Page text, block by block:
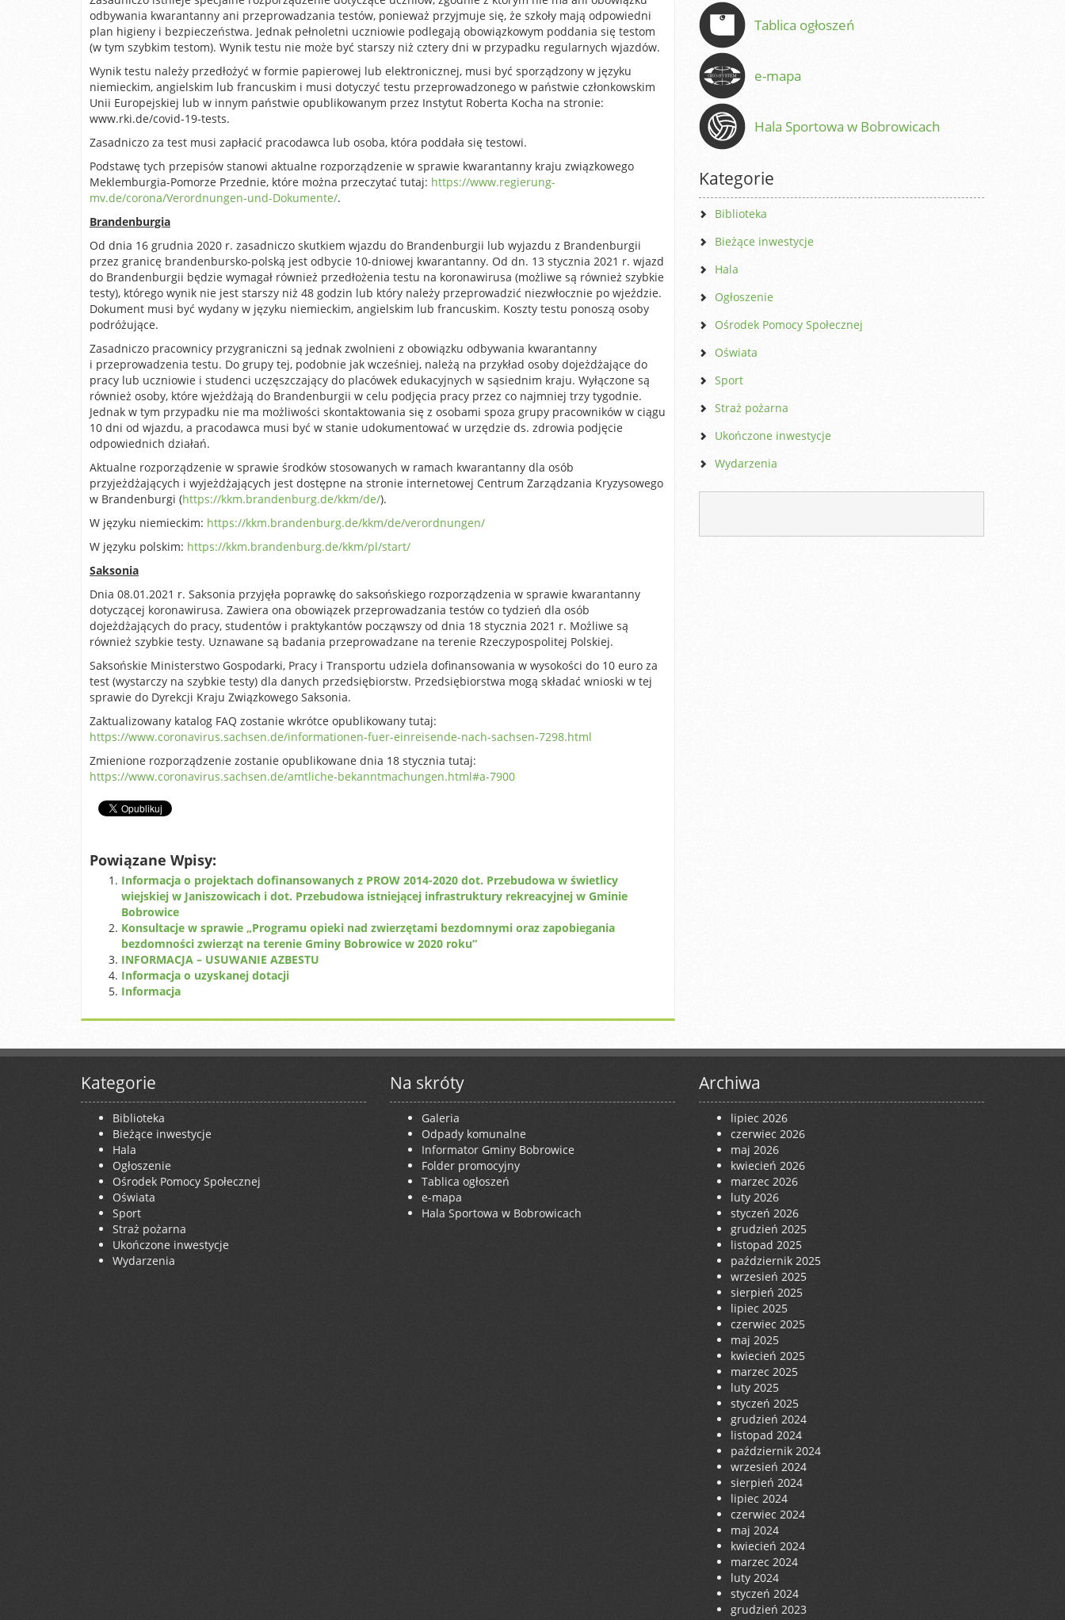
odbywania kwarantanny ani przeprowadzania testów, ponieważ przyjmuje się, że szkoły mają odpowiedni
plan higieny i bezpieczeństwa. Jednak pełnoletni uczniowie podlegają obowiązkowym poddania się testom
(w tym szybkim testom). Wynik testu nie może być starszy niż cztery dni w przypadku regularnych wjazdów.
Wynik testu należy przedłożyć w formie papierowej lub elektronicznej, musi być sporządzony w języku
niemieckim, angielskim lub francuskim i musi dotyczyć testu przeprowadzonego w państwie członkowskim
Unii Europejskiej lub w innym państwie opublikowanym przez Instytut Roberta Kocha na stronie:
www.rki.de/covid-19-tests.
Zasadniczo za test musi zapłacić pracodawca lub osoba, która poddała się testowi.
Podstawę tych przepisów stanowi aktualne rozporządzenie w sprawie kwarantanny kraju związkowego
Meklemburgia-Pomorze Przednie, które można przeczytać tutaj: https://www.regierung-
mv.de/corona/Verordnungen-und-Dokumente/.
Brandenburgia
Od dnia 16 grudnia 2020 r. zasadniczo skutkiem wjazdu do Brandenburgii lub wyjazdu z Brandenburgii
przez granicę brandenbursko-polską jest odbycie 10-dniowej kwarantanny. Od dn. 13 stycznia 2021 r. wjazd
do Brandenburgii będzie wymagał również przedłożenia testu na koronawirusa (możliwe są również szybkie
testy), którego wynik nie jest starszy niż 48 godzin lub który należy przeprowadzić niezwłocznie po wjeździe.
Dokument musi być wydany w języku niemieckim, angielskim lub francuskim. Koszty testu ponoszą osoby
podróżujące.
Zasadniczo pracownicy przygraniczni są jednak zwolnieni z obowiązku odbywania kwarantanny
i przeprowadzenia testu. Do grupy tej, podobnie jak wcześniej, należą na przykład osoby dojeżdżające do
pracy lub uczniowie i studenci uczęszczający do placówek edukacyjnych w sąsiednim kraju. Wyłączone są
również osoby, które wjeżdżają do Brandenburgii w celu podjęcia pracy przez co najmniej trzy tygodnie.
Jednak w tym przypadku nie ma możliwości skontaktowania się z osobami spoza grupy pracowników w ciągu
10 dni od wjazdu, a pracodawca musi być w stanie udokumentować w urzędzie ds. zdrowia podjęcie
odpowiednich działań.
Aktualne rozporządzenie w sprawie środków stosowanych w ramach kwarantanny dla osób
przyjeżdżających i wyjeżdżających jest dostępne na stronie internetowej Centrum Zarządzania Kryzysowego
w Brandenburgi (https://kkm.brandenburg.de/kkm/de/).
W języku niemieckim: https://kkm.brandenburg.de/kkm/de/verordnungen/
W języku polskim: https://kkm.brandenburg.de/kkm/pl/start/
Saksonia
Dnia 08.01.2021 r. Saksonia przyjęła poprawkę do saksońskiego rozporządzenia w sprawie kwarantanny
dotyczącej koronawirusa. Zawiera ona obowiązek przeprowadzania testów co tydzień dla osób
dojeżdżających do pracy, studentów i praktykantów począwszy od dnia 18 stycznia 2021 r. Możliwe są
również szybkie testy. Uznawane są badania przeprowadzane na terenie Rzeczypospolitej Polskiej.
Saksońskie Ministerstwo Gospodarki, Pracy i Transportu udziela dofinansowania w wysokości do 10 euro za
test (wystarczy na szybkie testy) dla danych przedsiębiorstw. Przedsiębiorstwa mogą składać wnioski w tej
sprawie do Dyrekcji Kraju Związkowego Saksonia.
Zaktualizowany katalog FAQ zostanie wkrótce opublikowany tutaj:
https://www.coronavirus.sachsen.de/informationen-fuer-einreisende-nach-sachsen-7298.html
Zmienione rozporządzenie zostanie opublikowane dnia 18 stycznia tutaj:
https://www.coronavirus.sachsen.de/amtliche-bekanntmachungen.html#a-7900
Powiązane Wpisy:
Informacja o projektach dofinansowanych z PROW 2014-2020 dot. Przebudowa w świetlicy
wiejskiej w Janiszowicach i dot. Przebudowa istniejącej infrastruktury rekreacyjnej w Gminie
Bobrowice
Konsultacje w sprawie „Programu opieki nad zwierzętami bezdomnymi oraz zapobiegania
bezdomności zwierząt na terenie Gminy Bobrowice w 2020 roku”
INFORMACJA – USUWANIE AZBESTU
Informacja o uzyskanej dotacji
Informacja
Tablica ogłoszeń
e-mapa
Hala Sportowa w Bobrowicach
Kategorie
Biblioteka
Bieżące inwestycje
Hala
Ogłoszenie
Ośrodek Pomocy Społecznej
Oświata
Sport
Straż pożarna
Ukończone inwestycje
Wydarzenia
Kategorie
Biblioteka
Bieżące inwestycje
Hala
Ogłoszenie
Ośrodek Pomocy Społecznej
Oświata
Sport
Straż pożarna
Ukończone inwestycje
Wydarzenia
Na skróty
Galeria
Odpady komunalne
Informator Gminy Bobrowice
Folder promocyjny
Tablica ogłoszeń
e-mapa
Hala Sportowa w Bobrowicach
Archiwa
lipiec 2026
czerwiec 2026
maj 2026
kwiecień 2026
marzec 2026
luty 2026
styczeń 2026
grudzień 2025
listopad 2025
październik 2025
wrzesień 2025
sierpień 2025
lipiec 2025
czerwiec 2025
maj 2025
kwiecień 2025
marzec 2025
luty 2025
styczeń 2025
grudzień 2024
listopad 2024
październik 2024
wrzesień 2024
sierpień 2024
lipiec 2024
czerwiec 2024
maj 2024
kwiecień 2024
marzec 2024
luty 2024
styczeń 2024
grudzień 2023